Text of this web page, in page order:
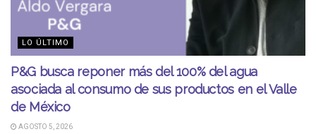
LO ÚLTIMO
P&G busca reponer más del 100% del agua
asociada al consumo de sus productos en el Valle
de México
AGOSTO 5, 2026